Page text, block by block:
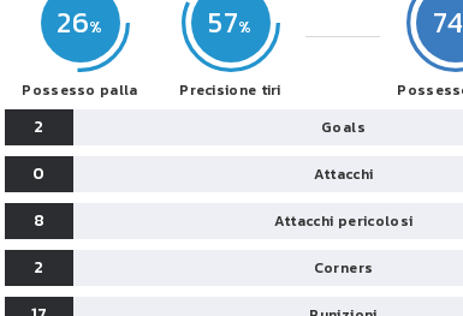
26
Possesso palla
57
Precisione tiri
74
2 Goals
0
Attacchi
8
Attacchi pericolosi
2
Corners